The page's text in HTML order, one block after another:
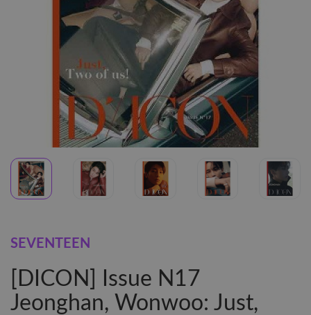
SEVENTEEN
[DICON] Issue N17
Jeonghan, Wonwoo: Just,